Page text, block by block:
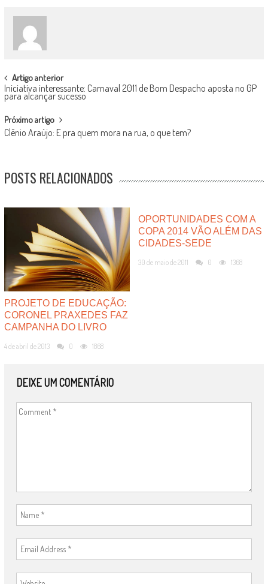
POST
NAVIGATION
Artigo anterior
Iniciativa interessante: Carnaval 2011 de Bom Despacho aposta no GP
para alcançar sucesso
Próximo artigo
Clênio Araújo: E pra quem mora na rua, o que tem?
POSTS RELACIONADOS
PROJETO DE EDUCAÇÃO:
CORONEL PRAXEDES FAZ
CAMPANHA DO LIVRO
4 de abril de 2013 0 1868
OPORTUNIDADES COM A
COPA 2014 VÃO ALÉM DAS
CIDADES-SEDE
30 de maio de 2011 0 1368
DEIXE UM COMENTÁRIO